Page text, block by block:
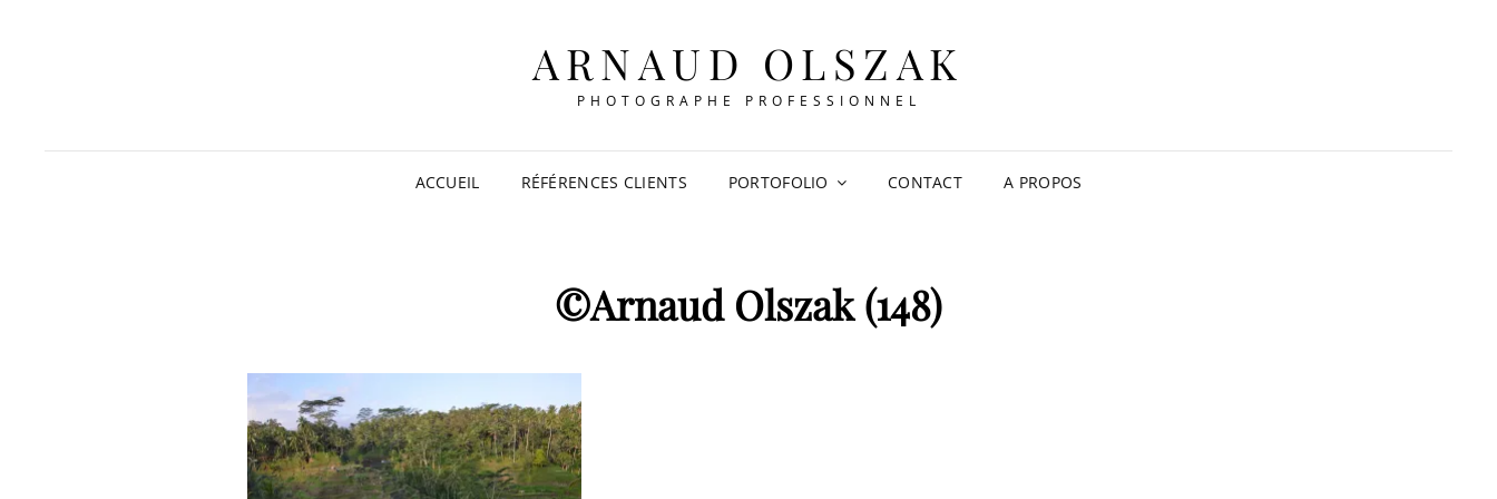
ARNAUD OLSZAK
PHOTOGRAPHE PROFESSIONNEL
ACCUEIL RÉFÉRENCES CLIENTS PORTOFOLIO CONTACT A PROPOS
©Arnaud Olszak (148)